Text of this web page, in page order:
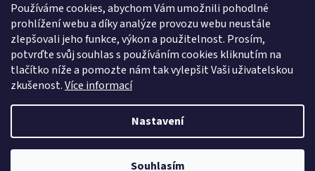
Používáme cookies, abychom Vám umožnili pohodlné
prohlížení webu a díky analýze provozu webu neustále
zlepšovali jeho funkce, výkon a použitelnost. Prosím,
potvrďte svůj souhlas s používáním cookies kliknutím na
tlačítko níže a pomozte nám tak vylepšit Vaši uživatelskou
zkušenost.Více informací
Nastavení
Souhlasím
Platební metody
Doprava
Podmínky ochrany osobních údajů
Obchodní podmínky
Vytvořil Shoptet
Vratnékrabičky.cz. Všechna práva vyhrazena.